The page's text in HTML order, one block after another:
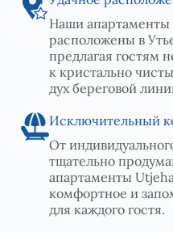
Наши апартаменты
расположены в
предлагая гостям
к кристально
дух береговой
Исключительный
От
тщательно
апартаменты
комфортное и
для каждого гостя.